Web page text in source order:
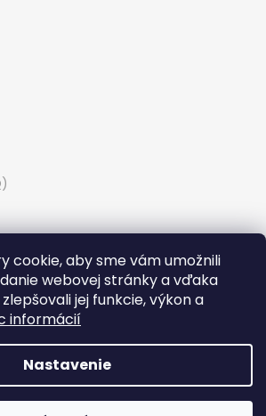
cookie, aby sme vám umožnili
webovej stránky a vďaka
jej funkcie, výkon a
informácií
Nastavenie
údajov
zmluvy
Ďurina - TEAM BIKE Piešťany.